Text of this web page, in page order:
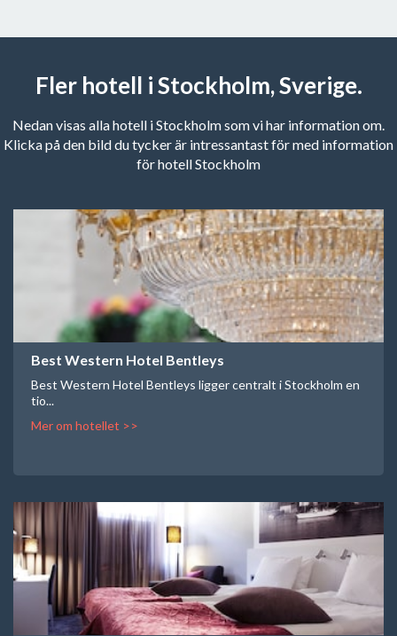
Fler hotell i Stockholm, Sverige.
Nedan visas alla hotell i Stockholm som vi har information om.
Klicka på den bild du tycker är intressantast för med information
för hotell Stockholm
Best Western Hotel Bentleys
Best Western Hotel Bentleys ligger centralt i Stockholm en
tio...
Mer om hotellet >>